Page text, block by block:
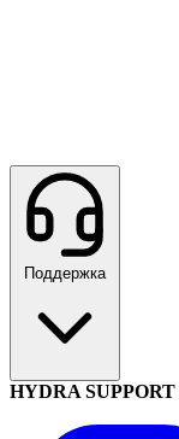
Поддержка
HYDRA SUPPORT